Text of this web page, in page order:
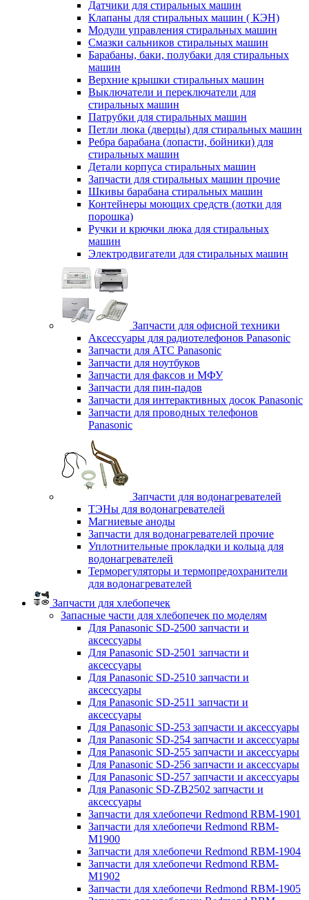
Датчики для стиральных машин
Клапаны для стиральных машин ( КЭН)
Модули управления стиральных машин
Смазки сальников стиральных машин
Барабаны, баки, полубаки для стиральных
машин
Верхние крышки стиральных машин
Выключатели и переключатели для
стиральных машин
Патрубки для стиральных машин
Петли люка (дверцы) для стиральных машин
Ребра барабана (лопасти, бойники) для
стиральных машин
Детали корпуса стиральных машин
Запчасти для стиральных машин прочие
Шкивы барабана стиральных машин
Контейнеры моющих средств (лотки для
порошка)
Ручки и крючки люка для стиральных
машин
Электродвигатели для стиральных машин
Запчасти для офисной техники
Аксессуары для радиотелефонов Panasonic
Запчасти для АТС Panasonic
Запчасти для ноутбуков
Запчасти для факсов и МФУ
Запчасти для пин-падов
Запчасти для интерактивных досок Panasonic
Запчасти для проводных телефонов
Panasonic
Запчасти для водонагревателей
ТЭНы для водонагревателей
Магниевые аноды
Запчасти для водонагревателей прочие
Уплотнительные прокладки и кольца для
водонагревателей
Терморегуляторы и термопредохранители
для водонагревателей
Запчасти для хлебопечек
Запасные части для хлебопечек по моделям
Для Panasonic SD-2500 запчасти и
аксессуары
Для Panasonic SD-2501 запчасти и
аксессуары
Для Panasonic SD-2510 запчасти и
аксессуары
Для Panasonic SD-2511 запчасти и
аксессуары
Для Panasonic SD-253 запчасти и аксессуары
Для Panasonic SD-254 запчасти и аксессуары
Для Panasonic SD-255 запчасти и аксессуары
Для Panasonic SD-256 запчасти и аксессуары
Для Panasonic SD-257 запчасти и аксессуары
Для Panasonic SD-ZB2502 запчасти и
аксессуары
Запчасти для хлебопечи Redmond RBM-1901
Запчасти для хлебопечи Redmond RBM-
M1900
Запчасти для хлебопечи Redmond RBM-1904
Запчасти для хлебопечи Redmond RBM-
M1902
Запчасти для хлебопечи Redmond RBM-1905